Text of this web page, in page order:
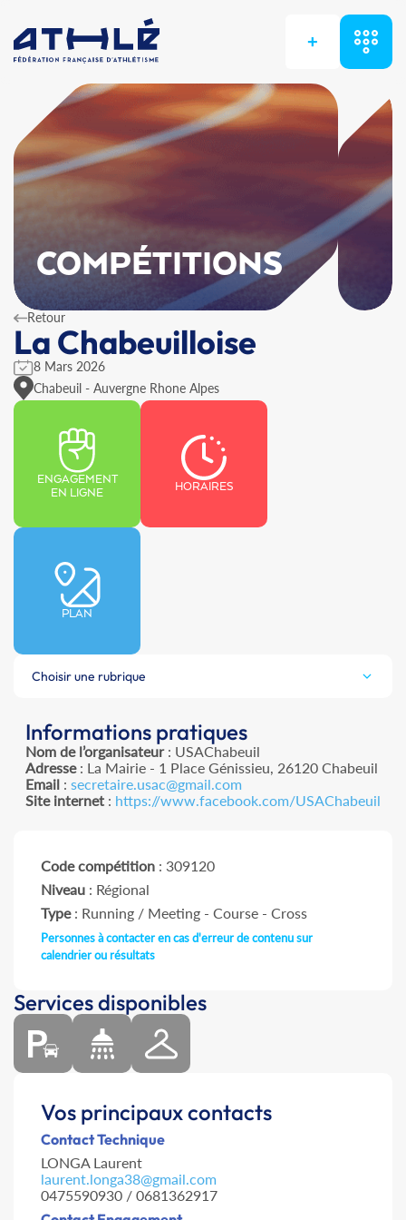
+
COMPÉTITIONS
Retour
La Chabeuilloise
8 Mars 2026
Chabeuil - Auvergne Rhone Alpes
ENGAGEMENT
EN LIGNE
HORAIRES
PLAN
Choisir une rubrique
Informations pratiques
Nom de l’organisateur: USAChabeuil
Adresse: La Mairie - 1 Place Génissieu, 26120 Chabeuil
Email : secretaire.usac@gmail.com
Site internet : https://www.facebook.com/USAChabeuil
Code compétition : 309120
Niveau : Régional
Type: Running / Meeting - Course - Cross
Personnes à contacter en cas d'erreur de contenu sur
calendrier ou résultats
Services disponibles
Vos principaux contacts
Contact Technique
LONGA Laurent
laurent.longa38@gmail.com
0475590930 / 0681362917